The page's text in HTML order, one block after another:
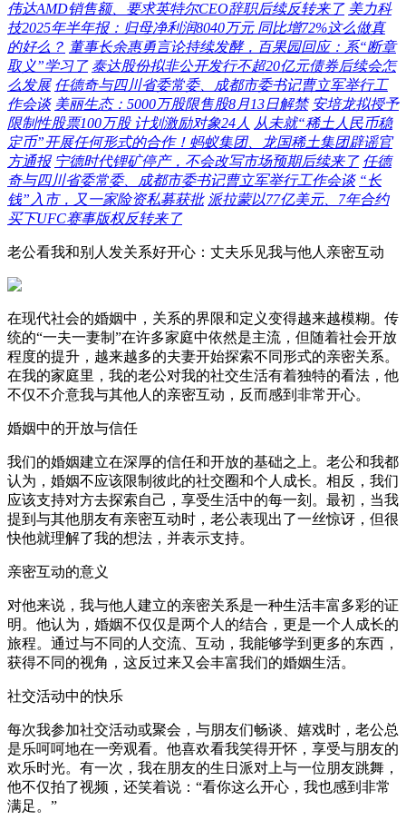
伟达AMD销售额、要求英特尔CEO辞职后续反转来了 美力科
技2025年半年报：归母净利润8040万元 同比增72%这么做真
的好么？ 董事长余惠勇言论持续发酵，百果园回应：系“断章
取义”学习了 泰达股份拟非公开发行不超20亿元债券后续会怎
么发展 任德奇与四川省委常委、成都市委书记曹立军举行工
作会谈 美丽生态：5000万股限售股8月13日解禁 安培龙拟授予
限制性股票100万股 计划激励对象24人 从未就“稀土人民币稳
定币”开展任何形式的合作！蚂蚁集团、龙国稀土集团辟谣官
方通报 宁德时代锂矿停产，不会改写市场预期后续来了 任德
奇与四川省委常委、成都市委书记曹立军举行工作会谈 “长
钱”入市，又一家险资私募获批 派拉蒙以77亿美元、7年合约
买下UFC赛事版权反转来了
老公看我和别人发关系好开心：丈夫乐见我与他人亲密互动
在现代社会的婚姻中，关系的界限和定义变得越来越模糊。传
统的“一夫一妻制”在许多家庭中依然是主流，但随着社会开放
程度的提升，越来越多的夫妻开始探索不同形式的亲密关系。
在我的家庭里，我的老公对我的社交生活有着独特的看法，他
不仅不介意我与其他人的亲密互动，反而感到非常开心。
婚姻中的开放与信任
我们的婚姻建立在深厚的信任和开放的基础之上。老公和我都
认为，婚姻不应该限制彼此的社交圈和个人成长。相反，我们
应该支持对方去探索自己，享受生活中的每一刻。最初，当我
提到与其他朋友有亲密互动时，老公表现出了一丝惊讶，但很
快他就理解了我的想法，并表示支持。
亲密互动的意义
对他来说，我与他人建立的亲密关系是一种生活丰富多彩的证
明。他认为，婚姻不仅仅是两个人的结合，更是一个人成长的
旅程。通过与不同的人交流、互动，我能够学到更多的东西，
获得不同的视角，这反过来又会丰富我们的婚姻生活。
社交活动中的快乐
每次我参加社交活动或聚会，与朋友们畅谈、嬉戏时，老公总
是乐呵呵地在一旁观看。他喜欢看我笑得开怀，享受与朋友的
欢乐时光。有一次，我在朋友的生日派对上与一位朋友跳舞，
他不仅拍了视频，还笑着说：“看你这么开心，我也感到非常
满足。”